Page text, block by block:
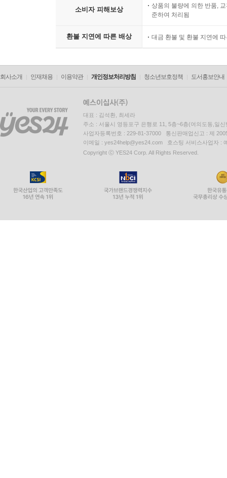
소비자 피해보상
상품의 불량에 의한 반품,
준하여 처리됨
환불 지연에 따른 배상 대금 환불 및 환불 지연에
회사소개 인재채용 이용약관 개인정보처리방침 청소년보호정책 도서홍보안내
대표 : 김석환, 최세라
주소 : 서울시 영등포구 은행로 11, 5층~6층(여의도동,일신
사업자등록번호 : 229-81-37000 통신판매업신고 : 제
이메일 : yes24help@yes24.com 호스팅 서비스사업자 :
Copyright ⓒ YES24 Corp. All Rights Reserved.